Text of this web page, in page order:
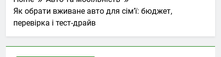
Як обрати вживане авто для сім’ї: бюджет,
перевірка і тест-драйв